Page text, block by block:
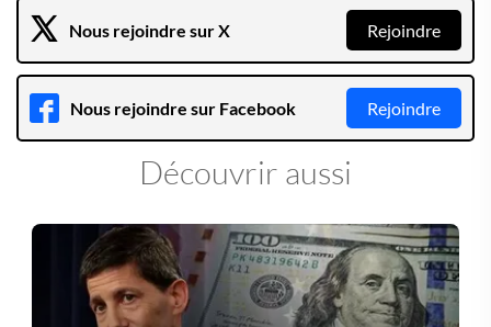
Nous rejoindre sur X Rejoindre
Nous rejoindre sur Facebook Rejoindre
Découvrir aussi